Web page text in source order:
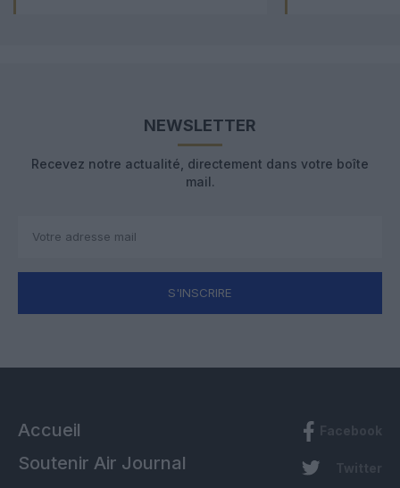
NEWSLETTER
Recevez notre actualité, directement dans votre boîte
mail.
S'INSCRIRE
Accueil
Soutenir Air Journal